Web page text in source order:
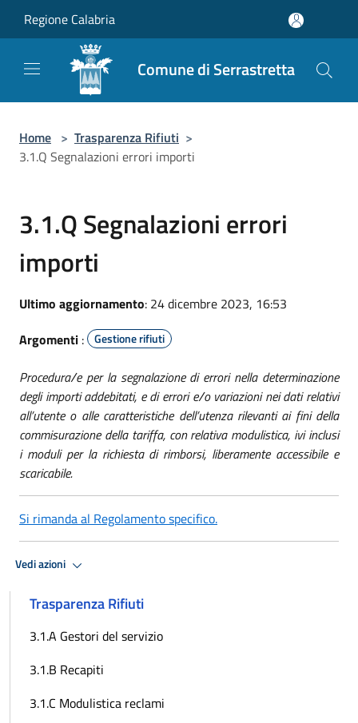
Regione Calabria
Comune di Serrastretta
Home > Trasparenza Rifiuti >
3.1.Q Segnalazioni errori importi
3.1.Q Segnalazioni errori
importi
Ultimo aggiornamento: 24 dicembre 2023, 16:53
Argomenti : Gestione rifiuti
Procedura/e per la segnalazione di errori nella determinazione
degli importi addebitati, e di errori e/o variazioni nei dati relativi
all’utente o alle caratteristiche dell’utenza rilevanti ai fini della
commisurazione della tariffa, con relativa modulistica, ivi inclusi
i moduli per la richiesta di rimborsi, liberamente accessibile e
scaricabile.
Si rimanda al Regolamento specifico.
Vedi azioni
Trasparenza Rifiuti
3.1.A Gestori del servizio
3.1.B Recapiti
3.1.C Modulistica reclami